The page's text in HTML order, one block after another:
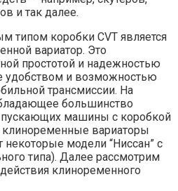
и так далее.
типом коробки CVT является
вариатор. Это
простотой и надежностью
удобством и возможностью
трансмиссии. На
большинство
машины с коробкой
клиноременные вариаторы
модели “Ниссан” с
типа). Далее рассмотрим
клиноременного